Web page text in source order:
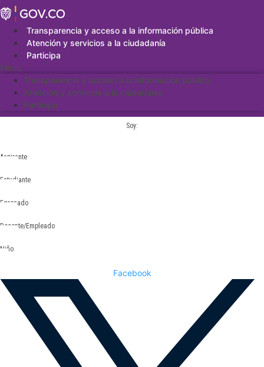
Saltar
al
contenidoTransparencia y acceso a la información pública
Atención y servicios a la ciudadanía
Participa
Menu
Transparencia y acceso a la información pública
Atención y servicios a la ciudadanía
Participa
Soy:
Aspirante
Estudiante
Egresado
Docente/Empleado
Niño
Facebook